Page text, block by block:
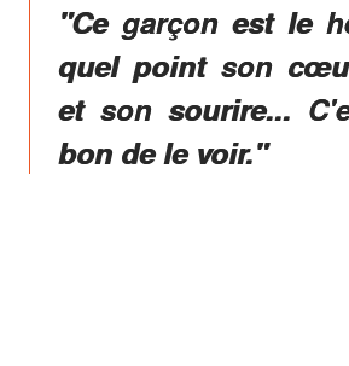
"Ce garçon est le
quel point son
et son sourire...
bon de le voir."